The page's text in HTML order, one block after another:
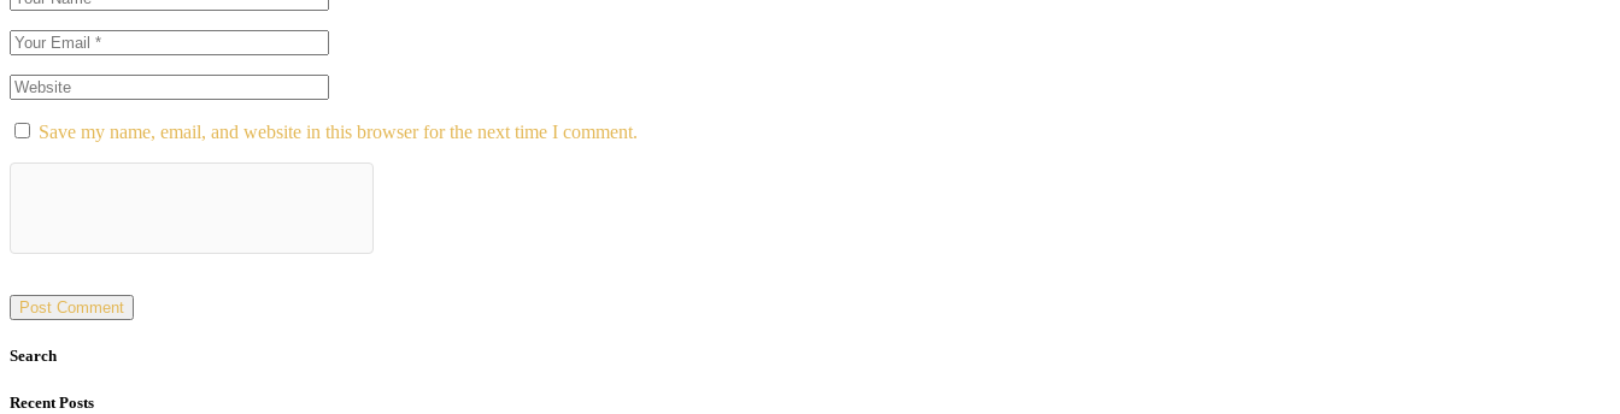
Save my name, email, and website in this browser for the next time I comment.
Post Comment
Search
Recent Posts